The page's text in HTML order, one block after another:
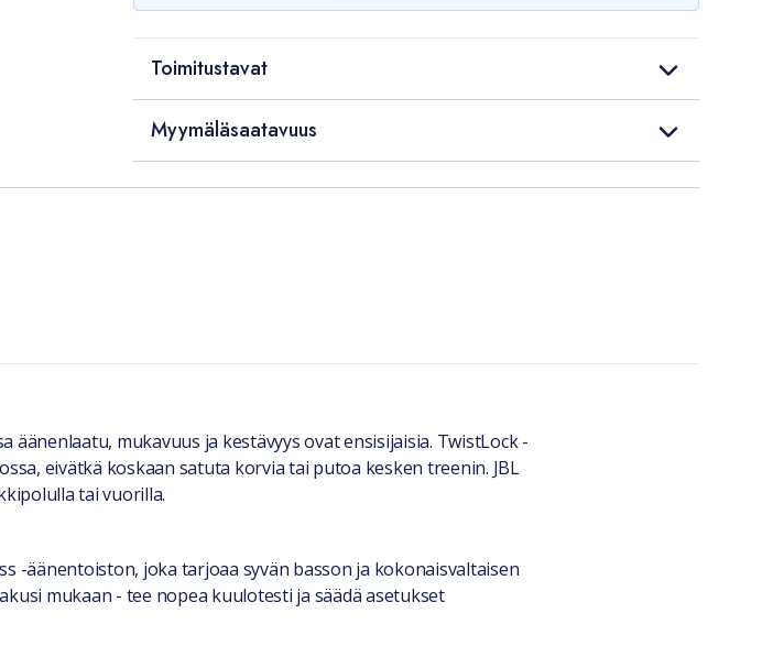
Toimitustavat
Myymäläsaatavuus
mukavuus ja kestävyys ovat ensisijaisia. TwistLock -
eivätkä koskaan satuta korvia tai putoa kesken treenin. JBL
tai vuorilla.
-äänentoiston, joka tarjoaa syvän basson ja kokonaisvaltaisen
mukaan - tee nopea kuulotesti ja säädä asetukset